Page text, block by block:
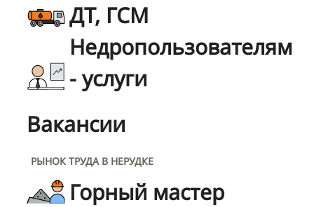
ДТ, ГСМ
Недропользователям
- услуги
Вакансии
РЫНОК ТРУДА В НЕРУДКЕ
Горный мастер